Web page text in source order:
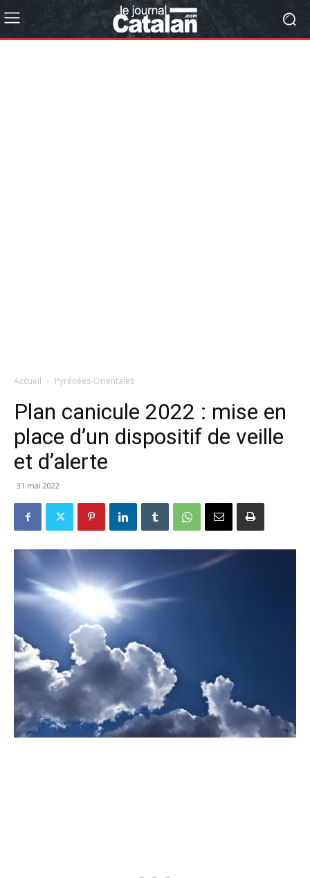
Accueil Pyrénées-Orientales
Plan canicule 2022 : mise en
place d’un dispositif de veille
et d’alerte
31 mai 2022